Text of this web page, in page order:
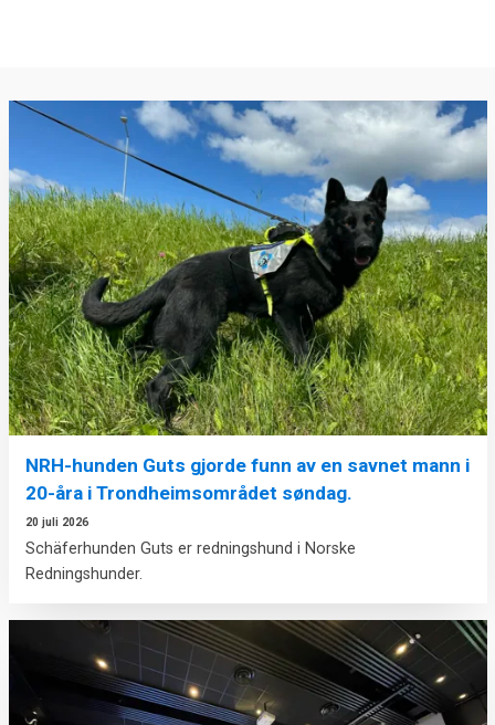
NRH-hunden Guts gjorde funn av en savnet mann i
20-åra i Trondheimsområdet søndag.
20 juli 2026
Schäferhunden Guts er redningshund i Norske
Redningshunder.